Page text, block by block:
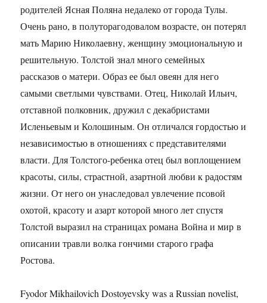
родителей Ясная Поляна недалеко от города Тулы.
Очень рано, в полуторагодовалом возрасте, он потерял
мать Марию Николаевну, женщину эмоциональную и
решительную. Толстой знал много семейных
рассказов о матери. Образ ее был овеян для него
самыми светлыми чувствами. Отец, Николай Ильич,
отставной полковник, дружил с декабристами
Исленьевым и Колошиным. Он отличался гордостью и
независимостью в отношениях с представителями
власти. Для Толстого-ребенка отец был воплощением
красоты, силы, страстной, азартной любви к радостям
жизни. От него он унаследовал увлечение псовой
охотой, красоту и азарт которой много лет спустя
Толстой выразил на страницах романа Война и мир в
описании травли волка гончими старого графа
Ростова.
Fyodor Mikhailovich Dostoyevsky was a Russian novelist,